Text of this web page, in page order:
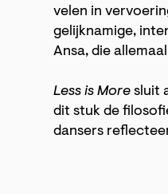
velen in
gelijknamige,
Ansa, die
Less is Moresluit
dit stuk de
dansers